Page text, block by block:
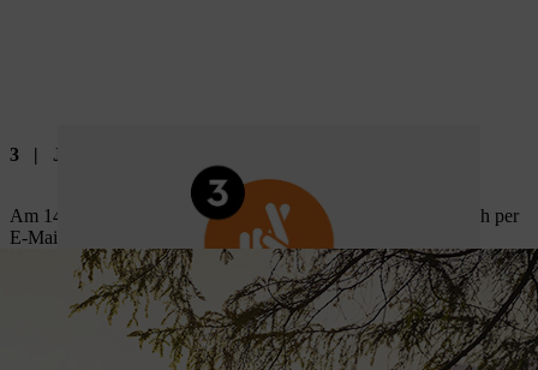
3 | Jetzt entscheidet das Los
Am 14.08.2026 werden die Gewinner ausgelost und persönlich per
E-Mail benachrichtigt.